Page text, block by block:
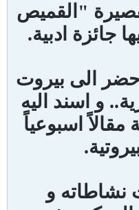
"القميص
جائزة ادبية.
اواخر عام 1960 حضر الى بيروت
و اسند اليه
اسبوعياً
نشاطاته و